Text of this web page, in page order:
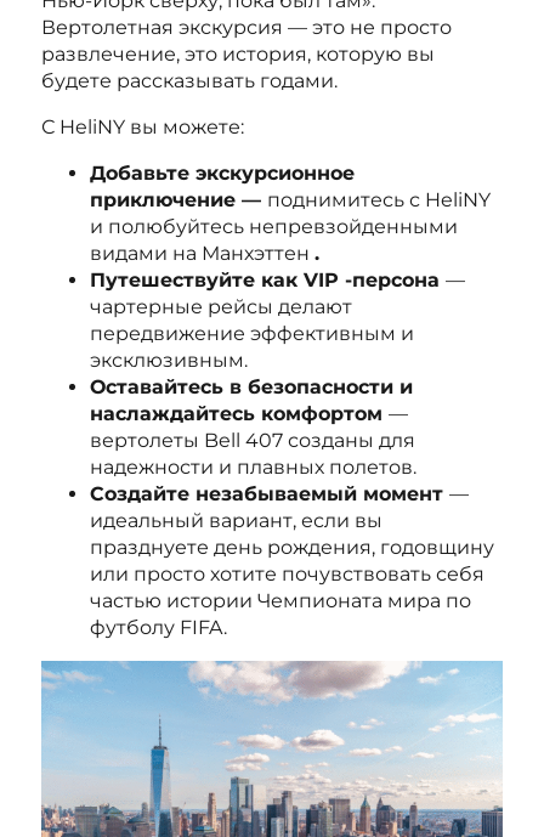
Вертолетная экскурсия — это не просто
развлечение, это история, которую вы
будете рассказывать годами.
С HeliNY вы можете:
Добавьте экскурсионное
приключение — поднимитесь с HeliNY
и полюбуйтесь непревзойденными
видами на Манхэттен .
Путешествуйте как VIP -персона —
чартерные рейсы делают
передвижение эффективным и
эксклюзивным.
Оставайтесь в безопасности и
наслаждайтесь комфортом —
вертолеты Bell 407 созданы для
надежности и плавных полетов.
Создайте незабываемый момент —
идеальный вариант, если вы
празднуете день рождения, годовщину
или просто хотите почувствовать себя
частью истории Чемпионата мира по
футболу FIFA.